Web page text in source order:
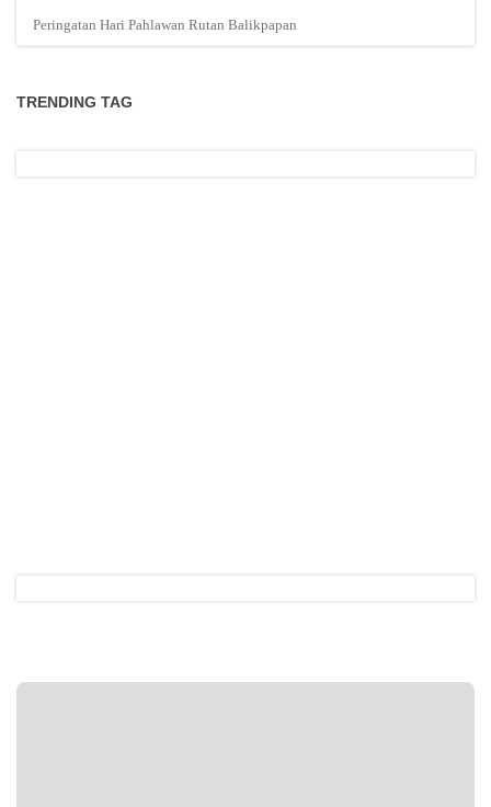
Peringatan Hari Pahlawan Rutan Balikpapan
TRENDING TAG